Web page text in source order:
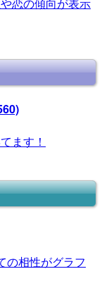
ます！
の相性がグラフ